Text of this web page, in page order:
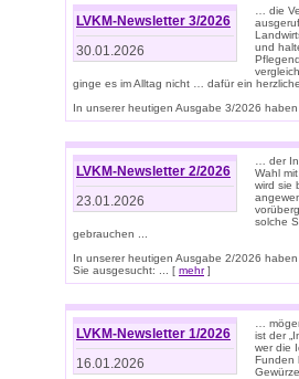
LVKM-Newsletter 3/2026
30.01.2026
… die
und
ginge es im Alltag nicht … dafür ein
In unserer heutigen Ausgabe 3/2026
LVKM-Newsletter 2/2026
23.01.2026
… der
Wahl
wird sie
solche
gebrauchen ...
In unserer heutigen Ausgabe 2/2026
Sie ausgesucht: ... [ mehr]
LVKM-Newsletter 1/2026
16.01.2026
…
ist der
wer die
Funden